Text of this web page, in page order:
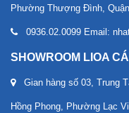
Phường Thượng Đình,
0936.02.0099 Email:
SHOWROOM LIOA
Gian hàng số 03, Trung
Hồng Phong, Phường Lạc